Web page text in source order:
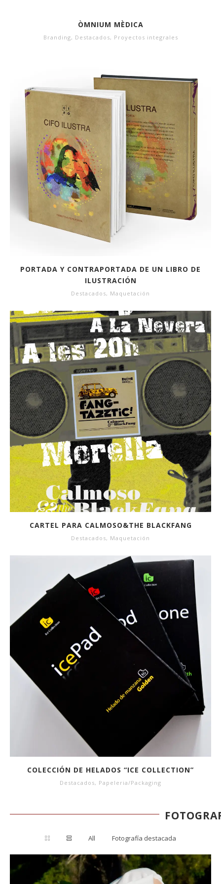
ÒMNIUM MÈDICA
Branding, Destacados, Proyectos integrales
PORTADA Y CONTRAPORTADA DE UN LIBRO DE
ILUSTRACIÓN
Destacados, Maquetación
CARTEL PARA CALMOSO&THE BLACKFANG
Destacados, Maquetación
COLECCIÓN DE HELADOS “ICE COLLECTION”
Destacados, Papeleria/Packaging
All Fotografía destacada